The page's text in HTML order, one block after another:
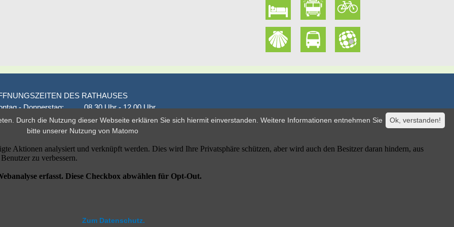
DES RATHAUSES
- Donnerstag:
08.30 Uhr - 12.00 Uhr
auch:
14.00 Uhr - 18.00 Uhr
1. und 3. Montag
16.00 Uhr - 18.00 Uhr
nach Vereinbarung
Ok, verstanden!
Durch die Nutzung dieser Webseite erklären Sie sich hiermit einverstanden. Weitere Informationen entnehmen Sie
bitte unserer Nutzung von Matomo
Zum Datenschutz.